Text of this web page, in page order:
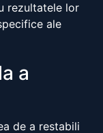
rezultatele lor
ale
a
de a restabili